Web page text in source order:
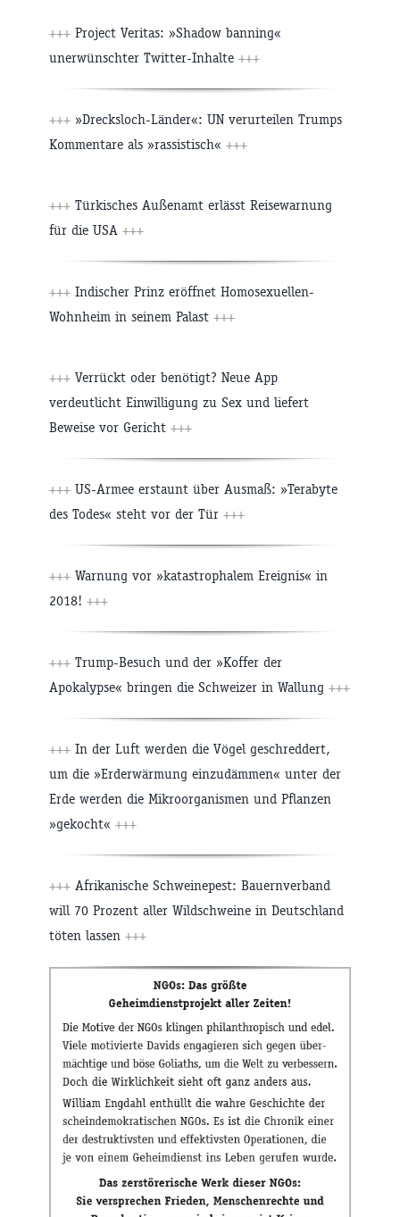
+++ Project Veritas: »Shadow banning«
unerwünschter Twitter-Inhalte +++
+++ »Drecksloch-Länder«: UN verurteilen Trumps
Kommentare als »rassistisch« +++
+++ Türkisches Außenamt erlässt Reisewarnung
für die USA +++
+++ Indischer Prinz eröffnet Homosexuellen-
Wohnheim in seinem Palast +++
+++ Verrückt oder benötigt? Neue App
verdeutlicht Einwilligung zu Sex und liefert
Beweise vor Gericht +++
+++ US-Armee erstaunt über Ausmaß: »Terabyte
des Todes« steht vor der Tür +++
+++ Warnung vor »katastrophalem Ereignis« in
2018! +++
+++ Trump-Besuch und der »Koffer der
Apokalypse« bringen die Schweizer in Wallung +++
+++ In der Luft werden die Vögel geschreddert,
um die »Erderwärmung einzudämmen« unter der
Erde werden die Mikroorganismen und Pflanzen
»gekocht« +++
+++ Afrikanische Schweinepest: Bauernverband
will 70 Prozent aller Wildschweine in Deutschland
töten lassen +++